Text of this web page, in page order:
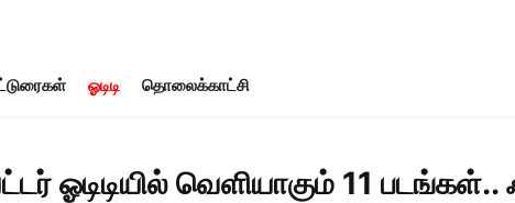
ஓடிடி தொலைக்காட்சி
ஓடிடியில் வெளியாகும் 11 படங்கள்..